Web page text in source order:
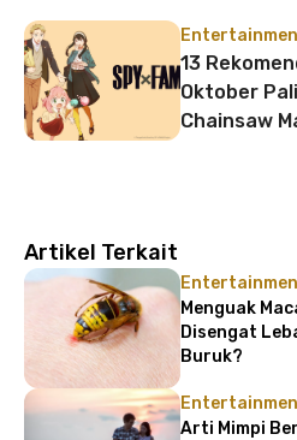
13
Oktober
Chainsaw
Artikel Terkait
Menguak
Disengat
Buruk?
Arti Mimpi